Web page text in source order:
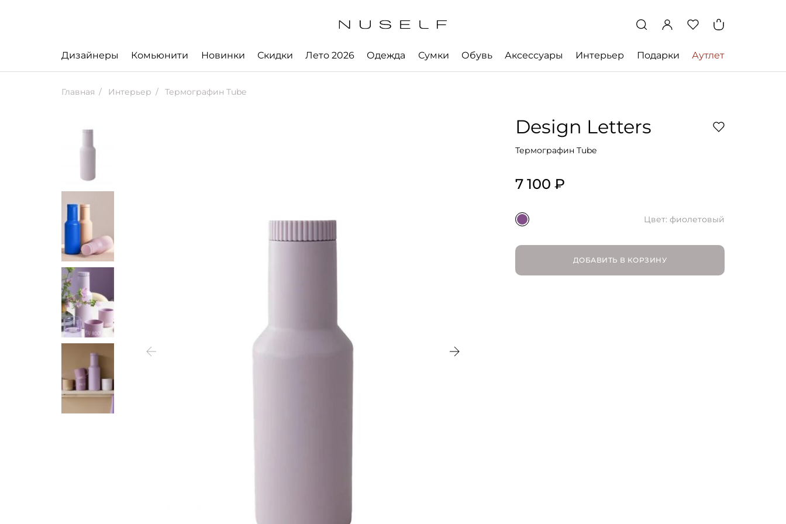
Дизайнеры Комьюнити Новинки Скидки Лето 2026 Одежда Сумки Обувь Аксессуары Интерьер Подарки Аутлет
Главная Интерьер Термографин Tube
Design Letters
Термографин Tube
7 100 ₽
Цвет: фиолетовый
ДОБАВИТЬ В КОРЗИНУ